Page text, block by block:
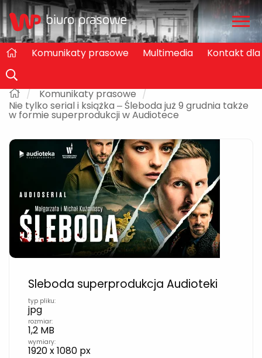
Zwiń
Komunikaty prasowe Multimedia Kontakt
Komunikaty prasowe
Nie tylko serial i książka – Śleboda już 9 grudnia także
w formie superprodukcji w Audiotece
Sleboda superprodukcja Audioteki
typ pliku:
jpg
rozmiar:
1,2 MB
wymiary:
1920 x 1080 px